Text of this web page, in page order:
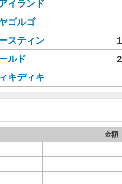
イランド
ゴルゴ
スティン
ルド
キディキ
金額